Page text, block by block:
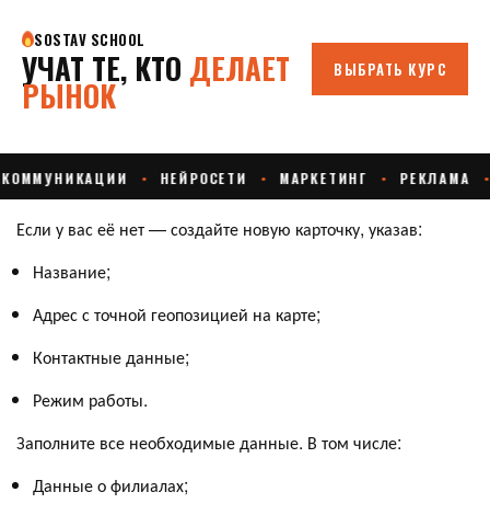
Если у вас её нет — создайте новую карточку, указав:
Название;
Адрес с точной геопозицией на карте;
Контактные данные;
Режим работы.
Заполните все необходимые данные. В том числе:
Данные о филиалах;